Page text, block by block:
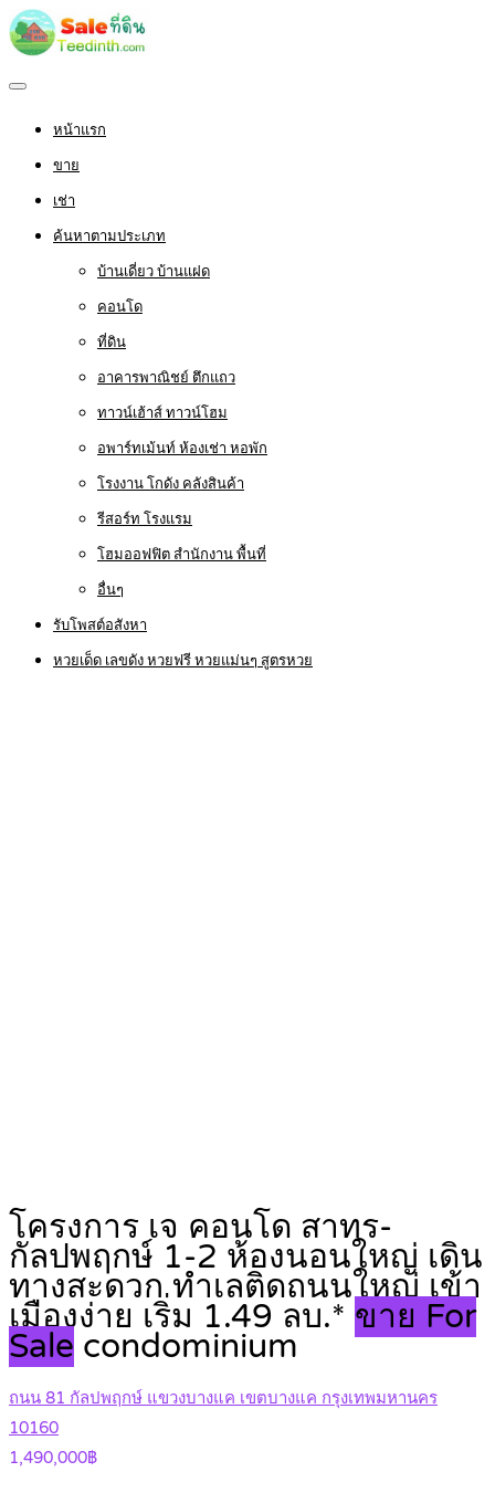
หน้าแรก
ขาย
เช่า
ค้นหาตามประเภท
บ้านเดี่ยว บ้านแฝด
คอนโด
ที่ดิน
อาคารพาณิชย์ ตึกแถว
ทาวน์เฮ้าส์ ทาวน์โฮม
อพาร์ทเม้นท์ ห้องเช่า หอพัก
โรงงาน โกดัง คลังสินค้า
รีสอร์ท โรงแรม
โฮมออฟฟิต สำนักงาน พื้นที่
อื่นๆ
รับโพสต์อสังหา
หวยเด็ด เลขดัง หวยฟรี หวยแม่นๆ สูตรหวย
โครงการ เจ คอนโด สาทร-
กัลปพฤกษ์ 1-2 ห้องนอนใหญ่ เดิน
ทางสะดวก ทำเลติดถนนใหญ่ เข้า
เมืองง่าย เริ่ม 1.49 ลบ.* ขาย For
Sale condominium
ถนน 81 กัลปพฤกษ์ แขวงบางแค เขตบางแค กรุงเทพมหานคร
10160
1,490,000฿